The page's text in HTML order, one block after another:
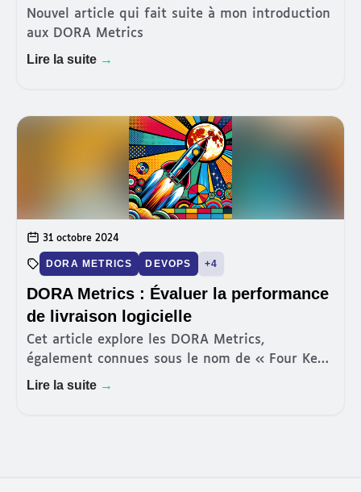
Nouvel article qui fait suite à mon introduction
aux DORA Metrics
Lire la suite →
31 octobre 2024
DORA METRICS DEVOPS +4
DORA Metrics : Évaluer la performance
de livraison logicielle
Cet article explore les DORA Metrics,
également connues sous le nom de « Four Keys
», un standard émergent pour évaluer la
Lire la suite →